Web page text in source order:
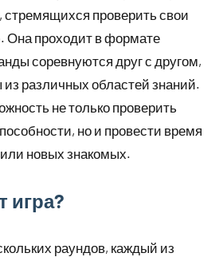
проверить свои
Она проходит в формате
соревнуются друг с другом,
из различных областей знаний.
не только проверить
но и провести время
новых знакомых.
игра?
раундов, каждый из